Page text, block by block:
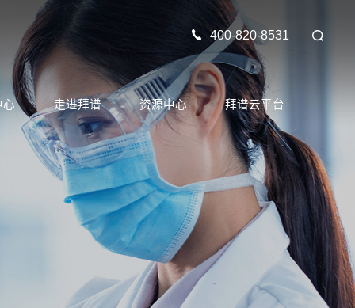
400-820-8531
心 走进拜谱 资源中心 拜谱云平台